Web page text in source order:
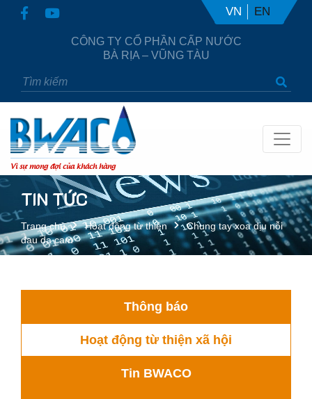
CÔNG TY CỔ PHẦN CẤP NƯỚC
BÀ RỊA – VŨNG TÀU
VN EN
Vì sự mong đợi của khách hàng
TIN TỨC
Trang chủ Hoạt động từ thiện
Chung tay xoa dịu nỗi
đau da cam
Thông báo
Hoạt động từ thiện xã hội
Tin BWACO